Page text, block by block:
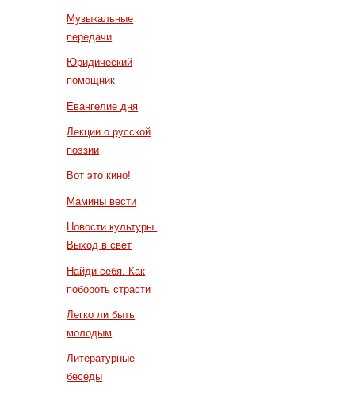
Музыкальные
передачи
Юридический
помощник
Евангелие дня
Лекции о русской
поэзии
Вот это кино!
Мамины вести
Новости культуры.
Выход в свет
Найди себя. Как
побороть страсти
Легко ли быть
молодым
Литературные
беседы